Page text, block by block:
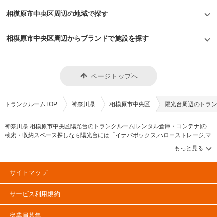
相模原市中央区周辺の地域で探す
相模原市中央区周辺からブランドで施設を探す
ページトップへ
トランクルームTOP 神奈川県 相模原市中央区 陽光台周辺のトラ
神奈川県 相模原市中央区陽光台のトランクルーム[レンタル倉庫・コンテナ]の
検索・収納スペース探しなら陽光台には「イナバボックス,ハローストレージ,マ
広さ・料金[賃料]・セキュリティ・空調完備・24時間出し入れ可能などの希望条
件で絞込み！豊富な物件数から様々な方法でご希望の収納スペースを簡単に探
せるトランクルーム情報サイトです。陽光台で気になるトランクルームを見つ
サイトマップ
サービス利用規約
従業員募集